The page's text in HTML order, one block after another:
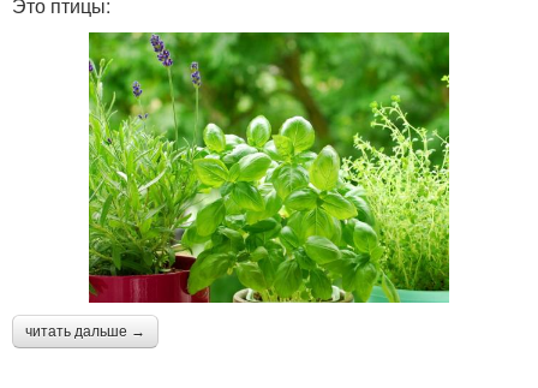
читать дальше →